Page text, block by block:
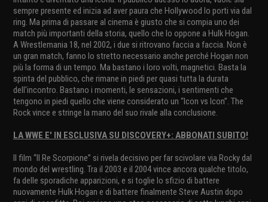
sempre presente ed inizia ad aver paura che Hollywood lo porti via dal
ring. Ma prima di passare al cinema è giusto che si compia uno dei
match più importanti della storia, quello che lo oppone a Hulk Hogan.
A Wrestlemania 18, nel 2002, i due si ritrovano faccia a faccia. Non è
un gran match, fanno lo stretto necessario anche perché Hogan non
più la forma di un tempo. Ma bastano i loro volti, magnetici. Basta la
spinta del pubblico, che rimane in piedi per quasi tutta la durata
dell'incontro. Bastano i momenti, le sensazioni, i sentimenti che
tengono in piedi quello che viene considerato un “Icon vs Icon”. The
Rock vince e stringe la mano del suo rivale alla conclusione.
LA WWE E' IN ESCLUSIVA SU DISCOVERY+: ABBONATI SUBITO!
Il film “Il Re Scorpione” si rivela decisivo per far scivolare via Rocky dal
mondo del wrestling. Tra il 2003 e il 2004 vince ancora qualche titolo,
fa delle sporadiche apparizioni, e si toglie lo sfizio di battere
nuovamente Hulk Hogan e di battere finalmente Steve Austin dopo